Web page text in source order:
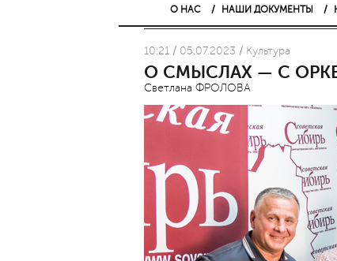
О НАС НАШИ ДОКУМЕНТЫ
10:21 / 05.07.2023 / Культура
О СМЫСЛАХ — С
Светлана ФРОЛОВА